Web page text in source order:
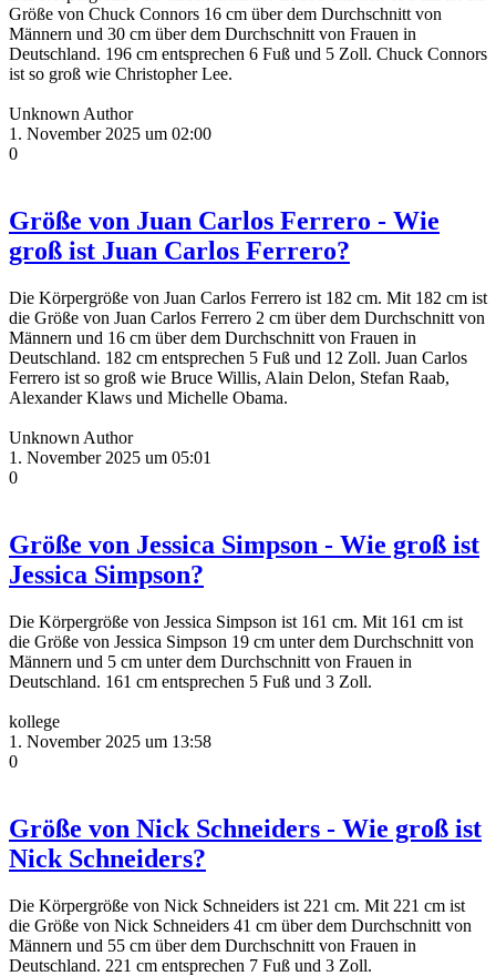
Größe von Chuck Connors 16 cm über dem Durchschnitt von
Männern und 30 cm über dem Durchschnitt von Frauen in
Deutschland. 196 cm entsprechen 6 Fuß und 5 Zoll. Chuck Connors
ist so groß wie Christopher Lee.
Unknown Author
1. November 2025 um 02:00
0
Größe von Juan Carlos Ferrero - Wie
groß ist Juan Carlos Ferrero?
Die Körpergröße von Juan Carlos Ferrero ist 182 cm. Mit 182 cm ist
die Größe von Juan Carlos Ferrero 2 cm über dem Durchschnitt von
Männern und 16 cm über dem Durchschnitt von Frauen in
Deutschland. 182 cm entsprechen 5 Fuß und 12 Zoll. Juan Carlos
Ferrero ist so groß wie Bruce Willis, Alain Delon, Stefan Raab,
Alexander Klaws und Michelle Obama.
Unknown Author
1. November 2025 um 05:01
0
Größe von Jessica Simpson - Wie groß ist
Jessica Simpson?
Die Körpergröße von Jessica Simpson ist 161 cm. Mit 161 cm ist
die Größe von Jessica Simpson 19 cm unter dem Durchschnitt von
Männern und 5 cm unter dem Durchschnitt von Frauen in
Deutschland. 161 cm entsprechen 5 Fuß und 3 Zoll.
kollege
1. November 2025 um 13:58
0
Größe von Nick Schneiders - Wie groß ist
Nick Schneiders?
Die Körpergröße von Nick Schneiders ist 221 cm. Mit 221 cm ist
die Größe von Nick Schneiders 41 cm über dem Durchschnitt von
Männern und 55 cm über dem Durchschnitt von Frauen in
Deutschland. 221 cm entsprechen 7 Fuß und 3 Zoll.